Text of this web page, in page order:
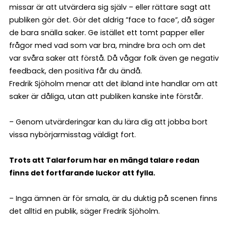
missar är att utvärdera sig själv – eller rättare sagt att
publiken gör det. Gör det aldrig ”face to face”, då säger
de bara snälla saker. Ge istället ett tomt papper eller
frågor med vad som var bra, mindre bra och om det
var svåra saker att förstå. Då vågar folk även ge negativ
feedback, den positiva får du ändå.
Fredrik Sjöholm menar att det ibland inte handlar om att
saker är dåliga, utan att publiken kanske inte förstår.
– Genom utvärderingar kan du lära dig att jobba bort
vissa nybörjarmisstag väldigt fort.
Trots att Talarforum har en mängd talare redan
finns det fortfarande luckor att fylla.
– Inga ämnen är för smala, är du duktig på scenen finns
det alltid en publik, säger Fredrik Sjöholm.